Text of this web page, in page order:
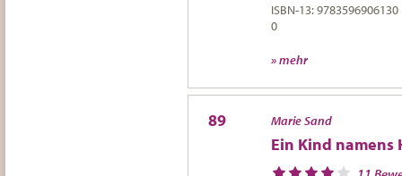
ISBN-13: 9783596906130
0
» mehr
89 Marie Sand
Ein Kind namens